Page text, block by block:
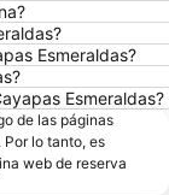
Esmeraldas?
Esmeraldas?
de las páginas
lo tanto, es
web de reserva